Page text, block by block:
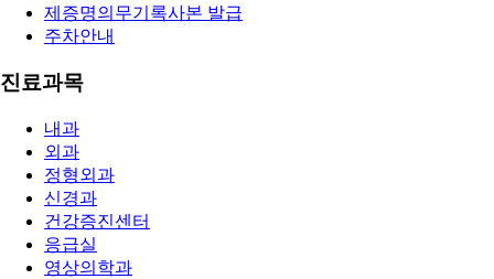
제증명의무기록사본 발급
주차안내
진료과목
내과
외과
정형외과
신경과
건강증진센터
응급실
영상의학과